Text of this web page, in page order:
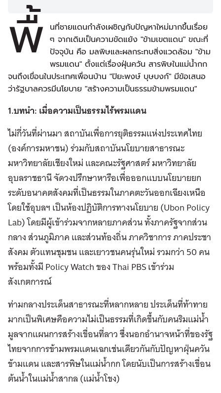
พื้ นที่ชายแดนกำลังเผชิญกับปัญหาใหม่มากขึ้นเรื่อย
ๆ จากเดิมเป็นความขัดแย้ง "ข้ามเขตแดน" ขณะที่
ปัจจุบัน คือ มลพิษและผลกระทบสิ่งแวดล้อม "ข้าม
พรมแดน" ตั้งแต่เรื่องฝุ่นควัน สารพิษในแม่น้ำกก
จนถึงเขื่อนในประเทศเพื่อนบ้าน "ปิยะพงษ์ บุษบงก์" มีข้อเสนอ
ว่ารัฐบาลควรมีนโยบาย "สร้างความเป็นธรรมข้ามพรมแดน"
1.บทนำ: เมื่อความเป็นธรรมไร้พรมแดน
ไม่กี่วันที่ผ่านมา สถาบันเพื่อการยุติธรรมแห่งประเทศไทย
(องค์การมหาชน) ร่วมกับสถาบันนโยบายสาธารณะ
มหาวิทยาลัยเชียงใหม่ และคณะรัฐศาสตร์ มหาวิทยาลัย
อุบลราชธานี จัดวงปรึกษาหารือเพื่อออกแบบนโยบายยก
ระดับอนาคตสังคมที่เป็นธรรมในภาคตะวันออกเฉียงเหนือ
โดยใช้อุบลฯ เป็นห้องปฏิบัติการทางนโยบาย (Ubon Policy
Lab) โดยมีผู้เข้าร่วมจากหลายภาคส่วน ทั้งภาครัฐจากส่วน
กลาง ส่วนภูมิภาค และส่วนท้องถิ่น ภาควิชาการ ภาคประชา
สังคม ตัวแทนชุมชน และเยาวชนคนรุ่นใหม่ รวมกว่า 50 คน
พร้อมทั้งมี Policy Watch ของ Thai PBS เข้าร่วม
สังเกตการณ์
ท่ามกลางประเด็นสาธารณะที่หลากหลาย ประเด็นที่ท้าทาย
มากเป็นพิเศษคือความไม่เป็นธรรมที่เกิดขึ้นกับคนริมแม่น้ำ
มูลจากแผนการสร้างเขื่อนที่ลาว ซึ่งนอกอำนาจหน้าที่ของรัฐ
ไทยจากการข้ามพรมแดนเฉกเช่นเดียวกันกับปัญหาฝุ่นควัน
ข้ามแดน และสารพิษในแม่น้ำกก โดยนับเป็นการสร้างเขื่อน
ต้นน้ำในแม่น้ำสากล (แม่น้ำโขง)